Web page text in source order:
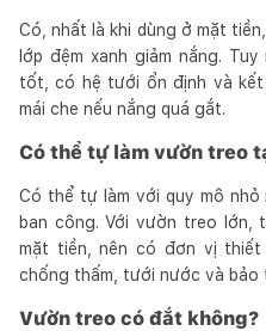
Có, nhất là khi dùng ở mặt
lớp đệm xanh giảm nắng.
tốt, có hệ tưới ổn định và kết
mái che nếu nắng quá gắt.
Có thể tự làm vườn treo
Có thể tự làm với quy mô
ban công. Với vườn treo lớn,
mặt tiền, nên có đơn vị
chống thấm, tưới nước và bảo
Vườn treo có đắt không?